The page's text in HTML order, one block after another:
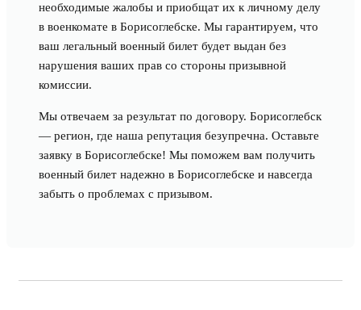
необходимые жалобы и приобщат их к личному делу
в военкомате в Борисоглебске. Мы гарантируем, что
ваш легальный военный билет будет выдан без
нарушения ваших прав со стороны призывной
комиссии.
Мы отвечаем за результат по договору. Борисоглебск
— регион, где наша репутация безупречна. Оставьте
заявку в Борисоглебске! Мы поможем вам получить
военный билет надежно в Борисоглебске и навсегда
забыть о проблемах с призывом.